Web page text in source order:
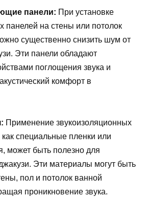
панели: При установке
панелей на стены или потолок
существенно снизить шум от
Эти панели обладают
поглощения звука и
комфорт в
Применение звукоизоляционных
специальные пленки или
может быть полезно для
Эти материалы могут быть
пол и потолок ванной
проникновение звука.